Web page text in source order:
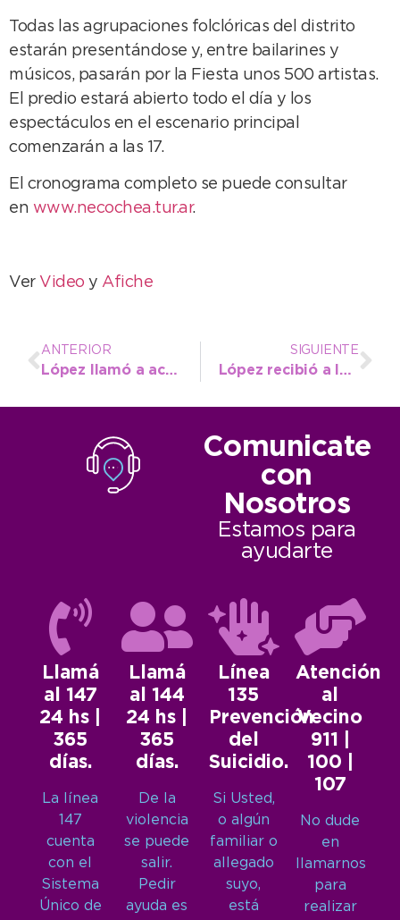
Todas las agrupaciones folclóricas del distrito
estarán presentándose y, entre bailarines y
músicos, pasarán por la Fiesta unos 500 artistas.
El predio estará abierto todo el día y los
espectáculos en el escenario principal
comenzarán a las 17.
El cronograma completo se puede consultar
en www.necochea.tur.ar.
Ver Video y Afiche
ANTERIOR
López llamó a acompañar el trabajo del Servicio de Asistencia al Suicida
SIGUIENTE
López recibió a la nueva Comisión de Patrimonio Necochea
Comunicate
con
Nosotros
Estamos para
ayudarte
Llamá
al 147
24 hs |
365
días.
La línea
147
cuenta
con el
Sistema
Único de
Llamá
al 144
24 hs |
365
días.
De la
violencia
se puede
salir.
Pedir
ayuda es
Línea
135
Prevención
del
Suicidio.
Si Usted,
o algún
familiar o
allegado
suyo,
está
Atención
al
Vecino
911 |
100 |
107
No dude
en
llamarnos
para
realizar